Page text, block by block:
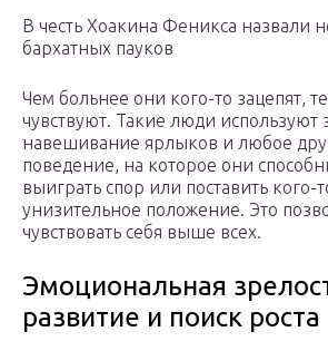
В честь Хоакина Феникса назвали
бархатных пауков
Чем больнее они кого-то зацепят,
чувствуют. Такие люди используют
навешивание ярлыков и любое
поведение, на которое они
выиграть спор или поставить кого-
унизительное положение. Это
чувствовать себя выше всех.
Эмоциональная
развитие и поиск роста